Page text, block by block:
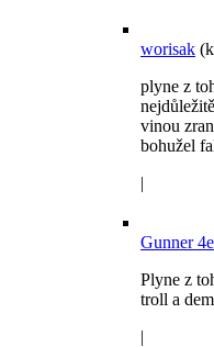
worisak
plyne z
vinou
bohužel
|
Gunner
Plyne z
troll a
|